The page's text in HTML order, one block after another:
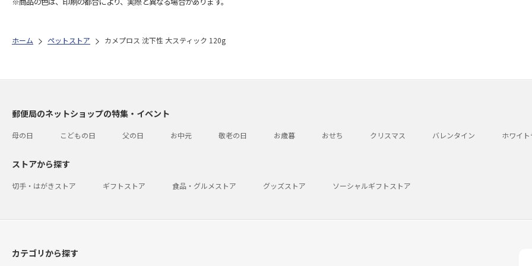
ホーム ペットストア カメプロス 沈下性 大スティック 120g
郵便局のネットショップの特集・イベント
母の日 こどもの日 父の日 お中元 敬老の日 お歳暮 おせち クリスマス バレンタイン ホワイ
ストアから探す
切手・はがきストア ギフトストア 食品・グルメストア グッズストア ソーシャルギフトストア
カテゴリから探す